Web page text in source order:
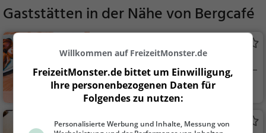
Gaststätten in der Nähe von Bergcafé
Café in Königslutter am Elm
Königslutter am El
m
Café, Kaffee / Kuc
hen, Frühstück, Gebä
Tolle
Willkommen auf FreizeitMonster.de
FreizeitMonster.de bittet um Einwilligung,
Ihre personenbezogenen Daten für
Folgendes zu nutzen:
Personalisierte Werbung und Inhalte, Messung von